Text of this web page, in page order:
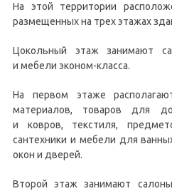
На этой территории
размещенных на трех этажах
Цокольный этаж занимают
и мебели эконом-класса.
На первом этаже
материалов, товаров для
и ковров, текстиля,
сантехники и мебели для
окон и дверей.
Второй этаж занимают